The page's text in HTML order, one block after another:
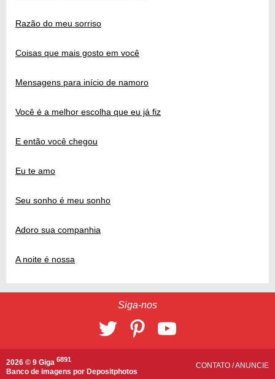
Razão do meu sorriso
Coisas que mais gosto em você
Mensagens para início de namoro
Você é a melhor escolha que eu já fiz
E então você chegou
Eu te amo
Seu sonho é meu sonho
Adoro sua companhia
A noite é nossa
Siga-nos
2026 © 9 Giga 6891
Banco de imagens por Depositphotos
CONTATO /ANUNCIE